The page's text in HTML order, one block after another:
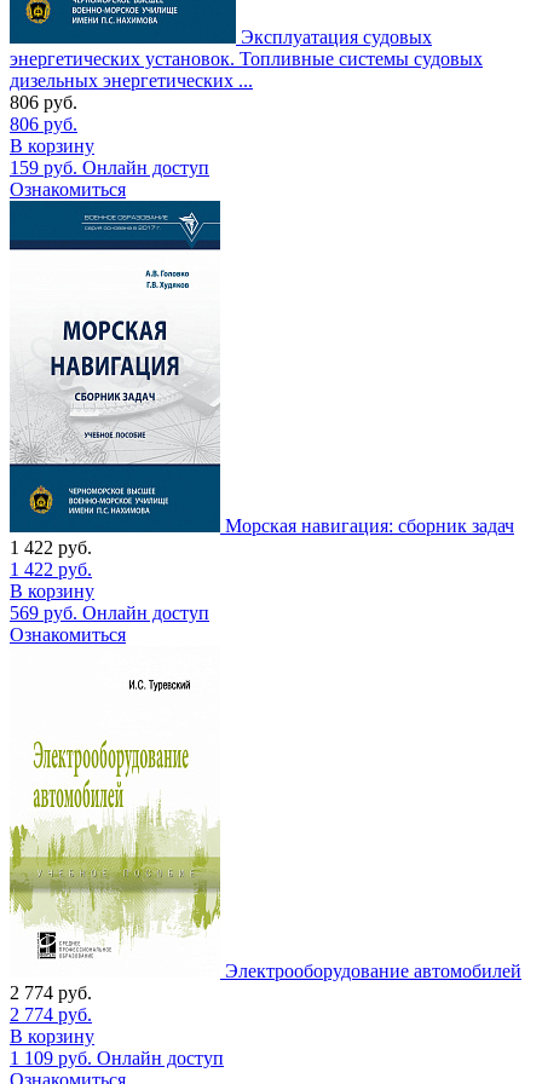
Эксплуатация судовых
энергетических установок. Топливные системы судовых
дизельных энергетических ...
806 руб.
806 руб.
В корзину
159 руб. Онлайн доступ
Ознакомиться
Морская навигация: сборник задач
1 422 руб.
1 422 руб.
В корзину
569 руб. Онлайн доступ
Ознакомиться
Электрооборудование автомобилей
2 774 руб.
2 774 руб.
В корзину
1 109 руб. Онлайн доступ
Ознакомиться